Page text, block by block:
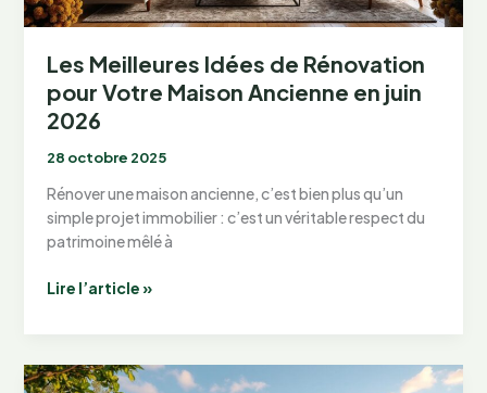
Les Meilleures Idées de Rénovation
pour Votre Maison Ancienne en juin
2026
28 octobre 2025
Rénover une maison ancienne, c’est bien plus qu’un
simple projet immobilier : c’est un véritable respect du
patrimoine mêlé à
Les
Rénovation
Lire l’article »